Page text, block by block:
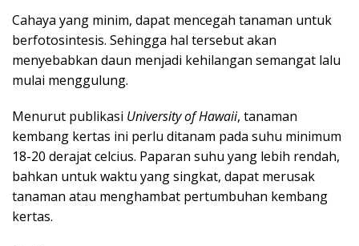
Cahaya yang minim, dapat mencegah tanaman untuk
berfotosintesis. Sehingga hal tersebut akan
menyebabkan daun menjadi kehilangan semangat lalu
mulai menggulung.
Menurut publikasi University of Hawaii, tanaman
kembang kertas ini perlu ditanam pada suhu minimum
18-20 derajat celcius. Paparan suhu yang lebih rendah,
bahkan untuk waktu yang singkat, dapat merusak
tanaman atau menghambat pertumbuhan kembang
kertas.